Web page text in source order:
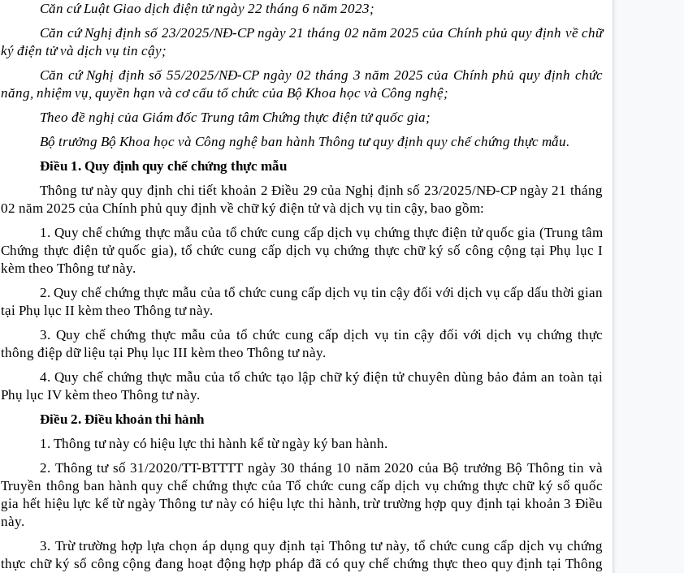
Căn cứ Luật Giao dịch điện tử ngày 22 tháng 6 năm 2023;
Căn cứ Nghị định số 23/2025/NĐ-CP ngày 21 tháng 02 năm 2025 của Chính phủ quy định về chữ
ký điện tử và dịch vụ tin cậy;
Căn cứ Nghị định số 55/2025/NĐ-CP ngày 02 tháng 3 năm 2025 của Chính phủ quy định chức
năng, nhiệm vụ, quyền hạn và cơ cấu tổ chức của Bộ Khoa học và Công nghệ;
Theo đề nghị của Giám đốc Trung tâm Chứng thực điện tử quốc gia;
Bộ trưởng Bộ Khoa học và Công nghệ ban hành Thông tư quy định quy chế chứng thực mẫu.
Điều 1. Quy định quy chế chứng thực mẫu
Thông tư này quy định chi tiết khoản 2 Điều 29 của Nghị định số 23/2025/NĐ-CP ngày 21 tháng
02 năm 2025 của Chính phủ quy định về chữ ký điện tử và dịch vụ tin cậy, bao gồm:
1. Quy chế chứng thực mẫu của tổ chức cung cấp dịch vụ chứng thực điện tử quốc gia (Trung tâm
Chứng thực điện tử quốc gia), tổ chức cung cấp dịch vụ chứng thực chữ ký số công cộng tại Phụ lục I
kèm theo Thông tư này.
2. Quy chế chứng thực mẫu của tổ chức cung cấp dịch vụ tin cậy đối với dịch vụ cấp dấu thời gian
tại Phụ lục II kèm theo Thông tư này.
3. Quy chế chứng thực mẫu của tổ chức cung cấp dịch vụ tin cậy đối với dịch vụ chứng thực
thông điệp dữ liệu tại Phụ lục III kèm theo Thông tư này.
4. Quy chế chứng thực mẫu của tổ chức tạo lập chữ ký điện tử chuyên dùng bảo đảm an toàn tại
Phụ lục IV kèm theo Thông tư này.
Điều 2. Điều khoản thi hành
1. Thông tư này có hiệu lực thi hành kể từ ngày ký ban hành.
2. Thông tư số 31/2020/TT-BTTTT ngày 30 tháng 10 năm 2020 của Bộ trưởng Bộ Thông tin và
Truyền thông ban hành quy chế chứng thực của Tổ chức cung cấp dịch vụ chứng thực chữ ký số quốc
gia hết hiệu lực kể từ ngày Thông tư này có hiệu lực thi hành, trừ trường hợp quy định tại khoản 3 Điều
này.
3. Trừ trường hợp lựa chọn áp dụng quy định tại Thông tư này, tổ chức cung cấp dịch vụ chứng
thực chữ ký số công cộng đang hoạt động hợp pháp đã có quy chế chứng thực theo quy định tại Thông